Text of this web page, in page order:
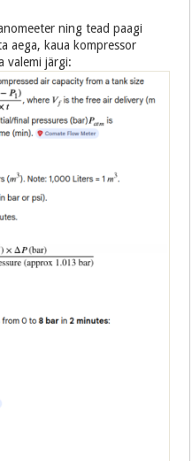
ning tead paagi
aega, kaua kompressor
valemi järgi: